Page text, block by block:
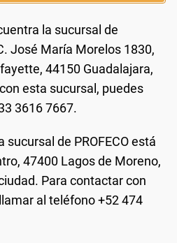
la sucursal de
José María Morelos 1830,
44150 Guadalajara,
esta sucursal, puedes
3616 7667.
sucursal de PROFECO está
47400 Lagos de Moreno,
Para contactar con
al teléfono +52 474